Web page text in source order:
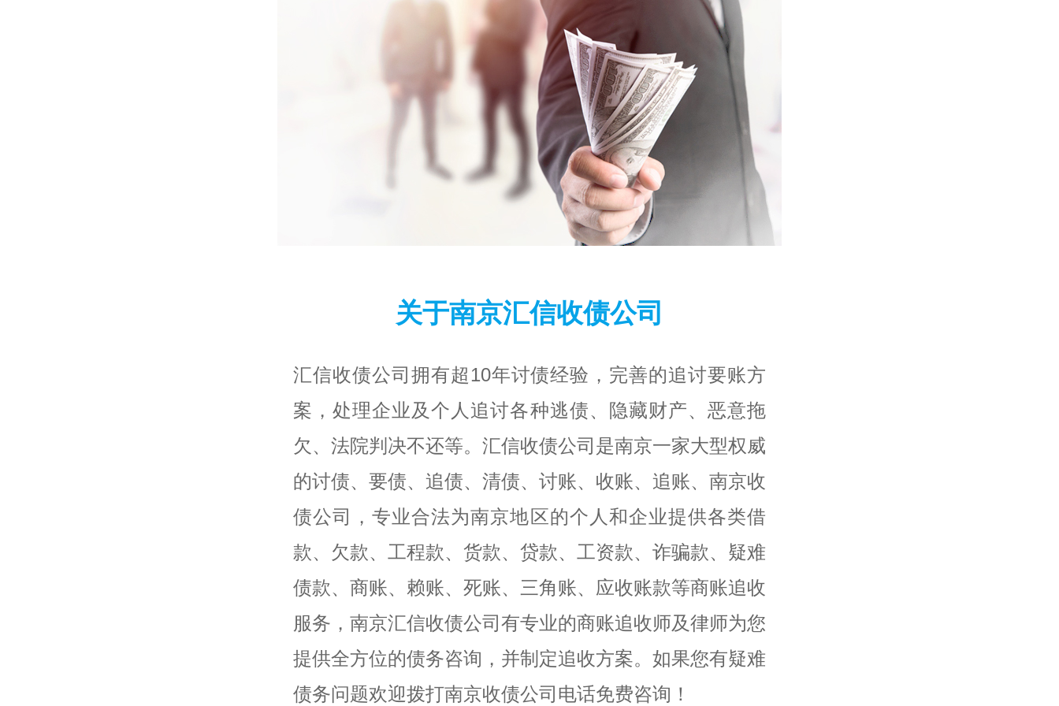
关于南京汇信收债公司
汇信收债公司拥有超10年讨债经验，完善的追讨要账方
案，处理企业及个人追讨各种逃债、隐藏财产、恶意拖
欠、法院判决不还等。汇信收债公司是南京一家大型权威
的讨债、要债、追债、清债、讨账、收账、追账、南京收
债公司，专业合法为南京地区的个人和企业提供各类借
款、欠款、工程款、货款、贷款、工资款、诈骗款、疑难
债款、商账、赖账、死账、三角账、应收账款等商账追收
服务，南京汇信收债公司有专业的商账追收师及律师为您
提供全方位的债务咨询，并制定追收方案。如果您有疑难
债务问题欢迎拨打南京收债公司电话免费咨询！